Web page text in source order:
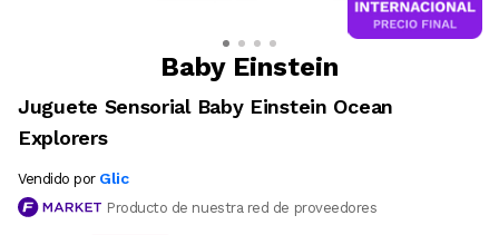
Baby Einstein
Juguete Sensorial Baby Einstein Ocean
Explorers
Vendido por Glic
Producto de nuestra red de proveedores